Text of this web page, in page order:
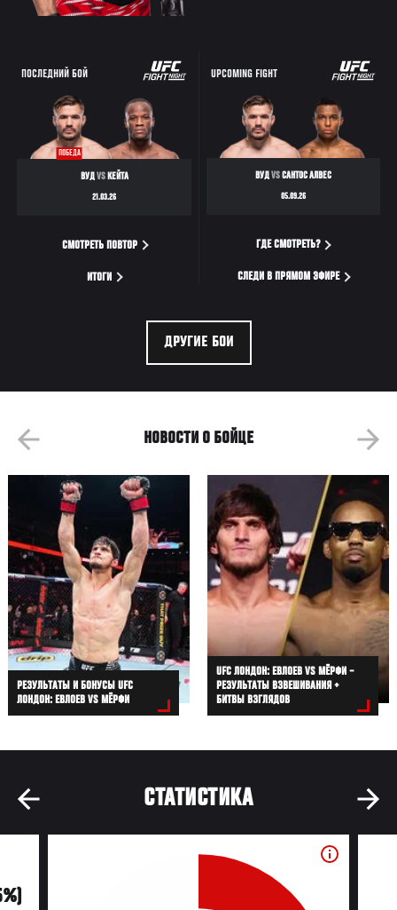
ПОСЛЕДНИЙ БОЙ
ПОБЕДА
ВУДVSКЕЙТА
21.03.26
СМОТРЕТЬ ПОВТОР
ИТОГИ
UPCOMING FIGHT
ВУДVSСАНТОС АЛВЕС
05.09.26
ГДЕ СМОТРЕТЬ?
СЛЕДИ В ПРЯМОМ ЭФИРЕ
ДРУГИЕ БОИ
НОВОСТИ О БОЙЦЕ
РЕЗУЛЬТАТЫ И БОНУСЫ UFC
ЛОНДОН: ЕВЛОЕВ VS МЁРФИ
UFC ЛОНДОН: ЕВЛОЕВ VS МЁРФИ –
РЕЗУЛЬТАТЫ ВЗВЕШИВАНИЯ +
БИТВЫ ВЗГЛЯДОВ
СТАТИСТИКА